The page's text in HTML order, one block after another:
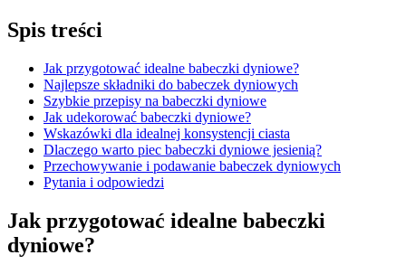
Spis treści
Jak przygotować idealne babeczki dyniowe?
Najlepsze składniki do babeczek dyniowych
Szybkie przepisy na babeczki dyniowe
Jak udekorować babeczki dyniowe?
Wskazówki dla idealnej konsystencji ciasta
Dlaczego warto piec babeczki dyniowe jesienią?
Przechowywanie i podawanie babeczek dyniowych
Pytania i odpowiedzi
Jak przygotować idealne babeczki
dyniowe?